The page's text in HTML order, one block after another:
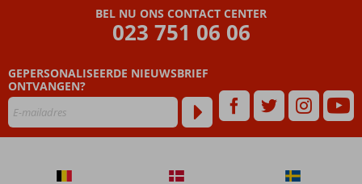
zijn
dan
worden
meer
BEL NU ONS CONTACT CENTER
023 751 06 06
GEPERSONALISEERDE NIEUWSBRIEF
ONTVANGEN?